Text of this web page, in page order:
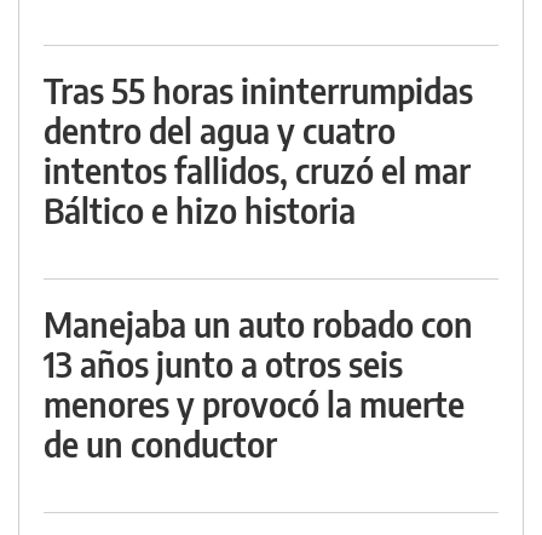
Tras 55 horas ininterrumpidas
dentro del agua y cuatro
intentos fallidos, cruzó el mar
Báltico e hizo historia
Manejaba un auto robado con
13 años junto a otros seis
menores y provocó la muerte
de un conductor